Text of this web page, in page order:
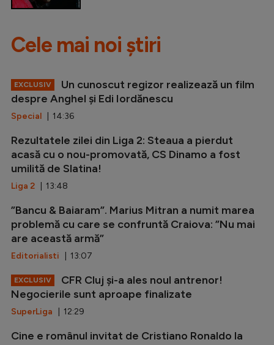
Cele mai noi știri
EXCLUSIV
Un cunoscut regizor realizează un film
despre Anghel și Edi Iordănescu
Special | 14:36
Rezultatele zilei din Liga 2: Steaua a pierdut
acasă cu o nou-promovată, CS Dinamo a fost
umilită de Slatina!
Liga 2 | 13:48
”Bancu & Baiaram”. Marius Mitran a numit marea
problemă cu care se confruntă Craiova: ”Nu mai
are această armă”
Editorialisti | 13:07
EXCLUSIV
CFR Cluj și-a ales noul antrenor!
Negocierile sunt aproape finalizate
SuperLiga | 12:29
Cine e românul invitat de Cristiano Ronaldo la